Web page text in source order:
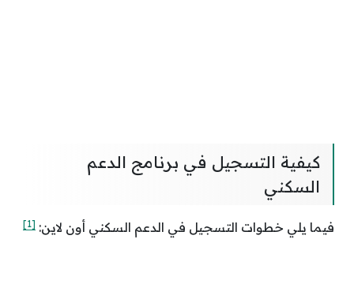
كيفية التسجيل في برنامج الدعم
السكني
فيما يلي خطوات التسجيل في الدعم السكني أون لاين: [1]